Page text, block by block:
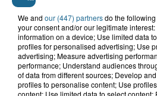
10h51
Outreau : un
victime d'un
We and our (447) partnersdo the
your consent and/or our legitimate
information on a device; Use limited data
profiles for personalised advertising; Use
advertising; Measure advertising
performance; Understand audiences
of data from different sources; Develop
profiles to personalise content; Use
content; Use limited data to select content;